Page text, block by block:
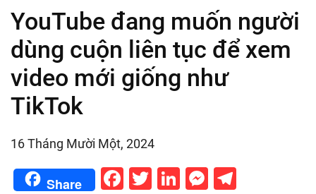
YouTube đang muốn người
dùng cuộn liên tục để xem
video mới giống như
TikTok
16 Tháng Mười Một, 2024
Share Facebook
Twitter
LinkedIn